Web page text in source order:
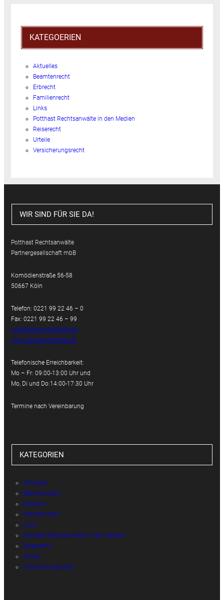
KATEGOERIEN
Aktuelles
Beamtenrecht
Erbrecht
Familienrecht
Links
Potthast Rechtsanwälte in den Medien
Reiserecht
Urteile
Versicherungsrecht
WIR SIND FÜR SIE DA!
Potthast Rechtsanwälte
Partnergesellschaft mbB
Komödienstraße 56-58
50667 Köln
Telefon: 0221 99 22 46 – 0
Fax: 0221 99 22 46 – 99
info@kanzlei-potthast.de
www.kanzlei-potthast.de
Telefonische Erreichbarkeit:
Mo – Fr: 09:00-13:00 Uhr und
Mo, Di und Do:14:00-17:30 Uhr
Termine nach Vereinbarung
KATEGORIEN
Aktuelles
Beamtenrecht
Erbrecht
Familienrecht
Links
Potthast Rechtsanwälte in den Medien
Reiserecht
Urteile
Versicherungsrecht